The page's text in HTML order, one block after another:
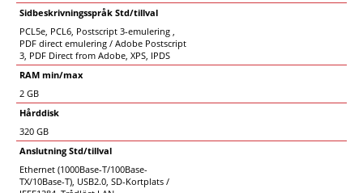
Sidbeskrivningsspråk Std/tillval
PCL5e, PCL6, Postscript 3-emulering ,
PDF direct emulering / Adobe Postscript
3, PDF Direct from Adobe, XPS, IPDS
RAM min/max
2 GB
Hårddisk
320 GB
Anslutning Std/tillval
Ethernet (1000Base-T/100Base-
TX/10Base-T), USB2.0, SD-Kortplats /